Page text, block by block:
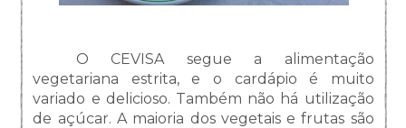
O CEVISA segue a alimentação
vegetariana estrita, e o cardápio é muito
variado e delicioso. Também não há utilização
de açúcar. A maioria dos vegetais e frutas são